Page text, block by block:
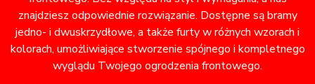
znajdziesz odpowiednie rozwiązanie. Dostępne są bramy
jedno- i dwuskrzydłowe, a także furty w różnych wzorach i
kolorach, umożliwiające stworzenie spójnego i kompletnego
wyglądu Twojego ogrodzenia frontowego.